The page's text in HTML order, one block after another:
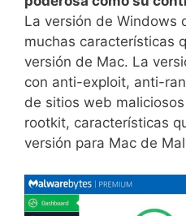
La versión de Windows
muchas características
versión de Mac. La
con anti-exploit, anti-
de sitios web
rootkit, características
versión para Mac de